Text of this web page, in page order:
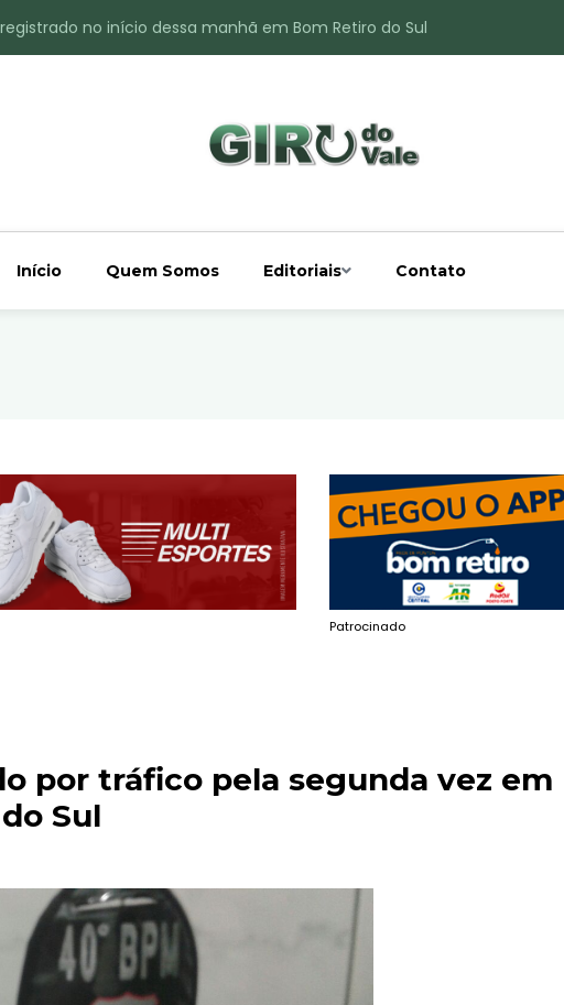
crueldade é registrado no interior de Bom Retiro do Sul
no interior de Bom Retiro do Sul
Início Quem Somos Editoriais Contato
Patrocinado
por tráfico pela segunda vez em
Sul